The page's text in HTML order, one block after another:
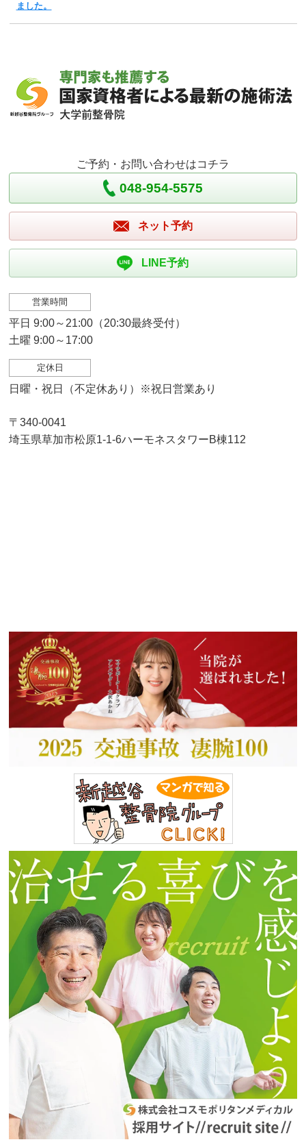
ました。
ご予約・お問い合わせはコチラ
048-954-5575
ネット予約
LINE予約
営業時間
平日 9:00～21:00（20:30最終受付）
土曜 9:00～17:00
定休日
日曜・祝日（不定休あり）※祝日営業あり
〒340-0041
埼玉県草加市松原1-1-6ハーモネスタワーB棟112